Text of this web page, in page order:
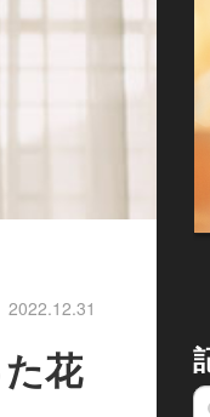
2022.12.31
花